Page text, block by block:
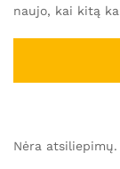
naujo, kai kitą
Nėra atsiliepimų.